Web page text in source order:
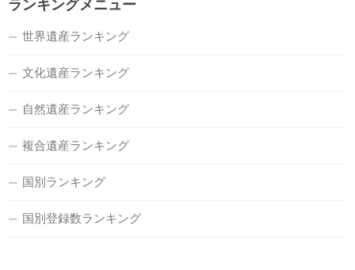
ランキングメニュー
世界遺産ランキング
文化遺産ランキング
自然遺産ランキング
複合遺産ランキング
国別ランキング
国別登録数ランキング